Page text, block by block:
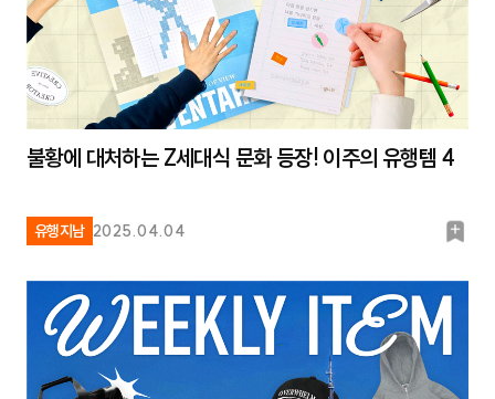
불황에 대처하는 Z세대식 문화 등장! 이주의 유행템 4
유행지남 2025.04.04
북
크